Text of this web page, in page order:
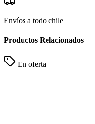
Envíos a todo chile
Productos Relacionados
En oferta